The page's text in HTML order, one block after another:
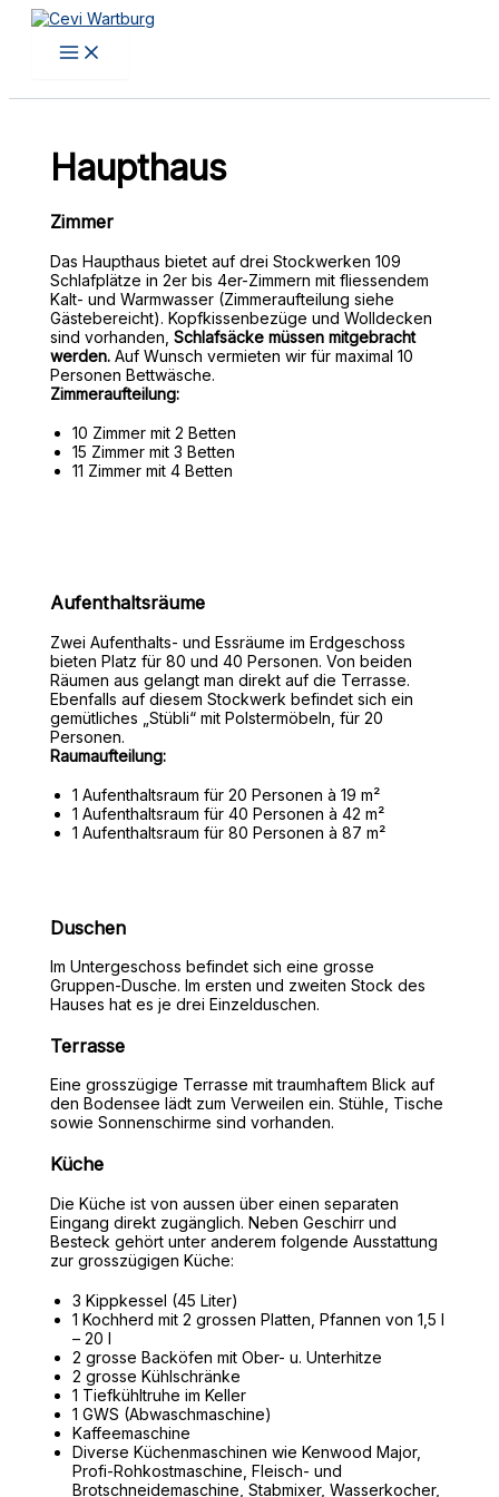
Zum
springen
Haupthaus
Zimmer
Das Haupthaus bietet auf drei Stockwerken 109
Schlafplätze in 2er bis 4er-Zimmern mit fliessendem
Kalt- und Warmwasser (Zimmeraufteilung siehe
Gästebereicht). Kopfkissenbezüge und Wolldecken
sind vorhanden, Schlafsäcke müssen mitgebracht
werden.Auf Wunsch vermieten wir für maximal 10
Personen Bettwäsche.
Zimmeraufteilung:
10 Zimmer mit 2 Betten
15 Zimmer mit 3 Betten
11 Zimmer mit 4 Betten
Aufenthaltsräume
Zwei Aufenthalts- und Essräume im Erdgeschoss
bieten Platz für 80 und 40 Personen. Von beiden
Räumen aus gelangt man direkt auf die Terrasse.
Ebenfalls auf diesem Stockwerk befindet sich ein
gemütliches „Stübli“ mit Polstermöbeln, für 20
Personen.
Raumaufteilung:
1 Aufenthaltsraum für 20 Personen à 19 m²
1 Aufenthaltsraum für 40 Personen à 42 m²
1 Aufenthaltsraum für 80 Personen à 87 m²
Duschen
Im Untergeschoss befindet sich eine grosse
Gruppen-Dusche. Im ersten und zweiten Stock des
Hauses hat es je drei Einzelduschen.
Terrasse
Eine grosszügige Terrasse mit traumhaftem Blick auf
den Bodensee lädt zum Verweilen ein. Stühle, Tische
sowie Sonnenschirme sind vorhanden.
Küche
Die Küche ist von aussen über einen separaten
Eingang direkt zugänglich. Neben Geschirr und
Besteck gehört unter anderem folgende Ausstattung
zur grosszügigen Küche:
3 Kippkessel (45 Liter)
1 Kochherd mit 2 grossen Platten, Pfannen von 1,5 l
– 20 l
2 grosse Backöfen mit Ober- u. Unterhitze
2 grosse Kühlschränke
1 Tiefkühltruhe im Keller
1 GWS (Abwaschmaschine)
Kaffeemaschine
Diverse Küchenmaschinen wie Kenwood Major,
Profi-Rohkostmaschine, Fleisch- und
Brotschneidemaschine, Stabmixer, Wasserkocher,